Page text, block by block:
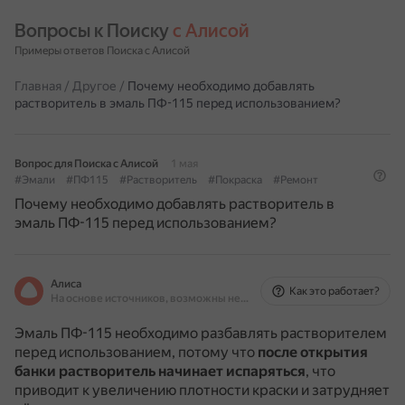
Вопросы к Поиску с Алисой
Примеры ответов Поиска с Алисой
Главная / Другое / Почему необходимо добавлять
растворитель в эмаль ПФ-115 перед использованием?
Вопрос для Поиска с Алисой
1 мая
#Эмали
#ПФ115 #Растворитель #Покраска #Ремонт
Почему необходимо добавлять растворитель в
эмаль ПФ-115 перед использованием?
Алиса
На основе источников, возможны неточности
Как это работает?
Эмаль ПФ-115 необходимо разбавлять растворителем
перед использованием, потому что после открытия
банки растворитель начинает испаряться, что
приводит к увеличению плотности краски и затрудняет